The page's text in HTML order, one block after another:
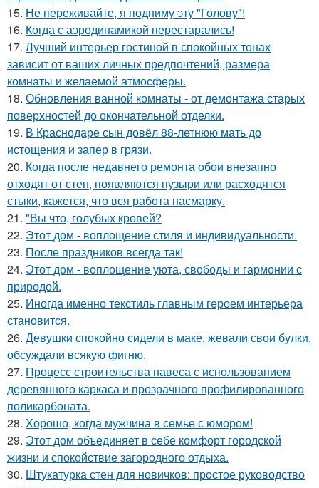
15. Не переживайте, я подниму эту "Голову"!
16. Когда с аэродинамикой перестарались!
17. Лучший интерьер гостиной в спокойных тонах
зависит от ваших личных предпочтений, размера
комнаты и желаемой атмосферы.
18. Обновления ванной комнаты - от демонтажа старых
поверхностей до окончательной отделки.
19. В Краснодаре сын довёл 88-летнюю мать до
истощения и запер в грязи.
20. Когда после недавнего ремонта обои внезапно
отходят от стен, появляются пузыри или расходятся
стыки, кажется, что вся работа насмарку.
21. "Вы что, голубых кровей?
22. Этот дом - воплощение стиля и индивидуальности.
23. После праздников всегда так!
24. Этот дом - воплощение уюта, свободы и гармонии с
природой.
25. Иногда именно текстиль главным героем интерьера
становится.
26. Девушки спокойно сидели в маке, жевали свои булки,
обсуждали всякую фигню.
27. Процесс строительства навеса с использованием
деревянного каркаса и прозрачного профилированного
поликарбоната.
28. Хорошо, когда мужчина в семье с юмором!
29. Этот дом объединяет в себе комфорт городской
жизни и спокойствие загородного отдыха.
30. Штукатурка стен для новичков: простое руководство